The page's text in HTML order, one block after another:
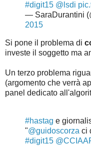
#digit15 @lsdi
— SaraDurantini
2015
Si pone il problema di
investe il soggetto ma
Un terzo problema
(argomento che verrà
panel dedicato
#hastag e
"@guidoscorza ci
#digit15